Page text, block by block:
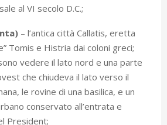
al VI secolo D.C.;
– l’antica città Callatis, eretta
Tomis e Histria dai coloni greci;
vedere il lato nord e una parte
che chiudeva il lato verso il
le rovine di una basilica, e un
conservato all’entrata e
President;